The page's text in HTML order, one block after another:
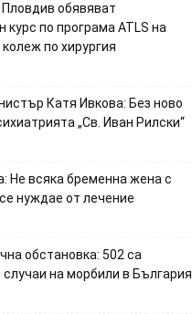
обявяват
курс по програма ATLS на
по хирургия
Катя Ивкова: Без ново
„Св. Иван Рилски“
Не всяка бременна жена с
нуждае от лечение
обстановка: 502 са
на морбили в България